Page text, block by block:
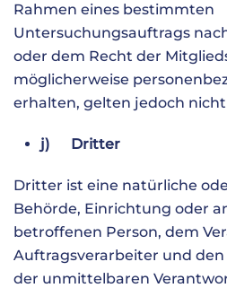
Rahmen eines bestimmten
Untersuchungsauftrags
oder dem Recht der
möglicherweise
erhalten, gelten jedoch
j) Dritter
Dritter ist eine natürliche
Behörde, Einrichtung oder
betroffenen Person, dem
Auftragsverarbeiter und
der unmittelbaren